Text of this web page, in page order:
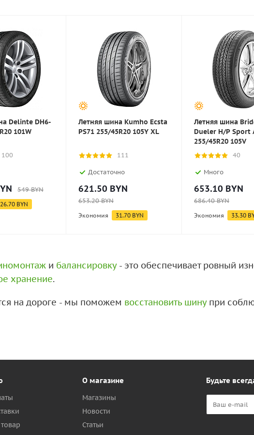
Delinte DH6-
101W
100
549BYN
26.70 BYN
Летняя шина Kumho Ecsta
PS71 255/45R20 105Y XL
111
Достаточно
621.50 BYN
653.20BYN
Экономия 31.70 BYN
Летняя шина
Dueler H/P Sport
255/45R20 105V
40
Много
653.10 BYN
686.40BYN
Экономия 33.30
и балансировку- это обеспечивает ровный
хранение.
на дороге - мы поможем восстановить шинупри
О магазине
Магазины
Новости
Статьи
Будьте